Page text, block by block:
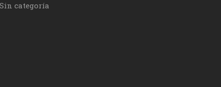
Sin categoría